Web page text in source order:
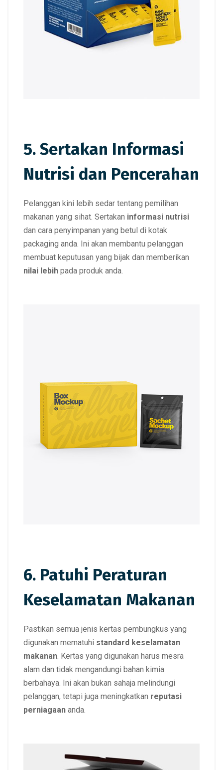
5. Sertakan Informasi
Nutrisi dan Pencerahan
Pelanggan kini lebih sedar tentang pemilihan
makanan yang sihat. Sertakan informasi nutrisi
dan cara penyimpanan yang betul di kotak
packaging anda. Ini akan membantu pelanggan
membuat keputusan yang bijak dan memberikan
nilai lebih pada produk anda.
6. Patuhi Peraturan
Keselamatan Makanan
Pastikan semua jenis kertas pembungkus yang
digunakan mematuhi standard keselamatan
makanan. Kertas yang digunakan harus mesra
alam dan tidak mengandungi bahan kimia
berbahaya. Ini akan bukan sahaja melindungi
pelanggan, tetapi juga meningkatkan reputasi
perniagaan anda.